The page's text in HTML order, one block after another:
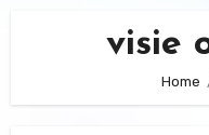
visie
Home